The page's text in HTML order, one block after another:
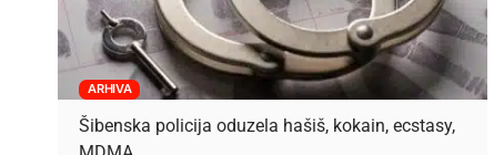
ARHIVA
Šibenska policija oduzela hašiš, kokain, ecstasy,